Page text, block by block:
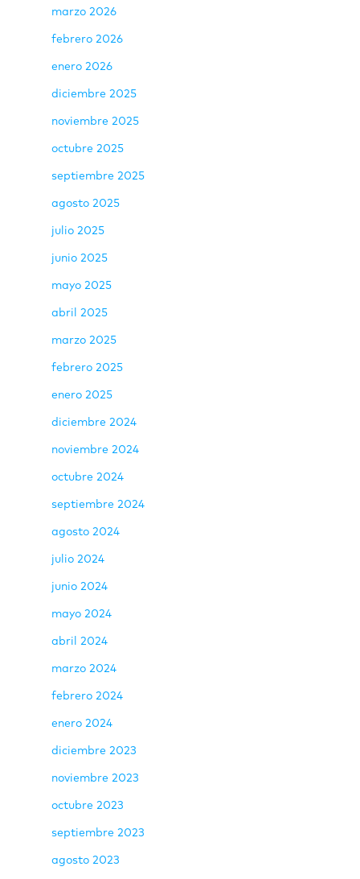
marzo 2026
febrero 2026
enero 2026
diciembre 2025
noviembre 2025
octubre 2025
septiembre 2025
agosto 2025
julio 2025
junio 2025
mayo 2025
abril 2025
marzo 2025
febrero 2025
enero 2025
diciembre 2024
noviembre 2024
octubre 2024
septiembre 2024
agosto 2024
julio 2024
junio 2024
mayo 2024
abril 2024
marzo 2024
febrero 2024
enero 2024
diciembre 2023
noviembre 2023
octubre 2023
septiembre 2023
agosto 2023